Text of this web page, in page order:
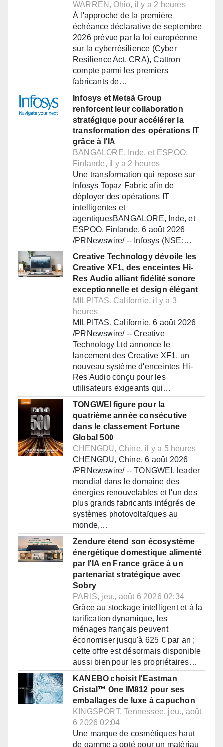
WARREN, Ohio, il y a 2 heures
À l'approche de la première
échéance déclarative de septembre
2026 prévue par la loi européenne
sur la cyberrésilience (Cyber
Resilience Act, CRA), Cattron
compte parmi les premiers
fabricants de…
Infosys et Metsä Group
renforcent leur collaboration
stratégique pour accélérer la
transformation des opérations IT
grâce à l'IA
BANGALORE, Inde, et ESPOO,
Finlande, il y a 2 heures
Une transformation qui repose sur
Infosys Topaz Fabric afin de
déployer des opérations IT
intelligentes et
agentiquesBANGALORE, Inde, et
ESPOO, Finlande, 6 août 2026
/PRNewswire/ -- Infosys (NSE:…
Creative Technology dévoile les
Creative XF1, des enceintes Hi-
Res Audio alliant fidélité sonore
exceptionnelle et design élégant
MILPITAS, Californie, il y a 3
heures
MILPITAS, Californie, 6 août 2026
/PRNewswire/ -- Creative
Technology Ltd annonce le
lancement des Creative XF1, un
nouveau système d'enceintes Hi-
Res Audio conçu pour les
utilisateurs exigeants qui…
TONGWEI figure pour la
quatrième année consécutive
dans le classement Fortune
Global 500
CHENGDU, Chine, il y a 5 heures
CHENGDU, Chine, 6 août 2026
/PRNewswire/ -- TONGWEI, leader
mondial dans le domaine des
énergies renouvelables et l'un des
plus grands fabricants intégrés de
systèmes photovoltaïques au
monde,…
Zendure étend son écosystème
énergétique domestique alimenté
par l'IA en France grâce à un
partenariat stratégique avec
Sobry
PARIS, jeu., août 6 2026 02:34
Grâce au stockage intelligent et à la
tarification dynamique, les
ménages français peuvent
économiser jusqu'à 625 € par an ;
cette offre est désormais disponible
aussi bien pour les propriétaires…
KANEBO choisit l'Eastman
Cristal™ One IM812 pour ses
emballages de luxe à capuchon
KINGSPORT, Tennessee, jeu., août
6 2026 02:04
Une marque de cosmétiques haut
de gamme a opté pour un matériau